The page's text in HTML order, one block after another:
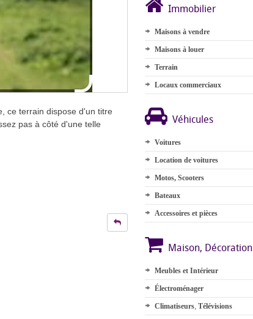
ce terrain dispose d'un titre
pas à côté d'une telle
Immobilier
Maisons à vendre
Maisons à louer
Terrain
Locaux commerciaux
Véhicules
Voitures
Location de voitures
Motos, Scooters
Bateaux
Accessoires et pièces
Maison, Décoration
Meubles et Intérieur
Électroménager
Climatiseurs, Télévisions